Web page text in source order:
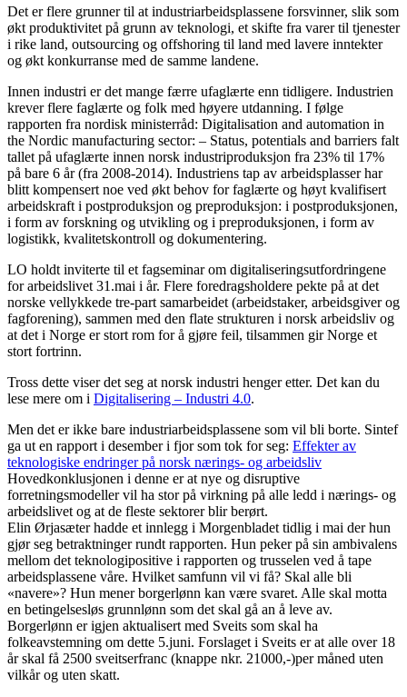
Det er flere grunner til at industriarbeidsplassene forsvinner, slik som
økt produktivitet på grunn av teknologi, et skifte fra varer til tjenester
i rike land, outsourcing og offshoring til land med lavere inntekter
og økt konkurranse med de samme landene.
Innen industri er det mange færre ufaglærte enn tidligere. Industrien
krever flere faglærte og folk med høyere utdanning. I følge
rapporten fra nordisk ministerråd: Digitalisation and automation in
the Nordic manufacturing sector: – Status, potentials and barriers falt
tallet på ufaglærte innen norsk industriproduksjon fra 23% til 17%
på bare 6 år (fra 2008-2014). Industriens tap av arbeidsplasser har
blitt kompensert noe ved økt behov for faglærte og høyt kvalifisert
arbeidskraft i postproduksjon og preproduksjon: i postproduksjonen,
i form av forskning og utvikling og i preproduksjonen, i form av
logistikk, kvalitetskontroll og dokumentering.
LO holdt inviterte til et fagseminar om digitaliseringsutfordringene
for arbeidslivet 31.mai i år. Flere foredragsholdere pekte på at det
norske vellykkede tre-part samarbeidet (arbeidstaker, arbeidsgiver og
fagforening), sammen med den flate strukturen i norsk arbeidsliv og
at det i Norge er stort rom for å gjøre feil, tilsammen gir Norge et
stort fortrinn.
Tross dette viser det seg at norsk industri henger etter. Det kan du
lese mere om i Digitalisering – Industri 4.0.
Men det er ikke bare industriarbeidsplassene som vil bli borte. Sintef
ga ut en rapport i desember i fjor som tok for seg: Effekter av
teknologiske endringer på norsk nærings- og arbeidsliv
Hovedkonklusjonen i denne er at nye og disruptive
forretningsmodeller vil ha stor på virkning på alle ledd i nærings- og
arbeidslivet og at de fleste sektorer blir berørt.
Elin Ørjasæter hadde et innlegg i Morgenbladet tidlig i mai der hun
gjør seg betraktninger rundt rapporten. Hun peker på sin ambivalens
mellom det teknologipositive i rapporten og trusselen ved å tape
arbeidsplassene våre. Hvilket samfunn vil vi få? Skal alle bli
«navere»? Hun mener borgerlønn kan være svaret. Alle skal motta
en betingelsesløs grunnlønn som det skal gå an å leve av.
Borgerlønn er igjen aktualisert med Sveits som skal ha
folkeavstemning om dette 5.juni. Forslaget i Sveits er at alle over 18
år skal få 2500 sveitserfranc (knappe nkr. 21000,-)per måned uten
vilkår og uten skatt.